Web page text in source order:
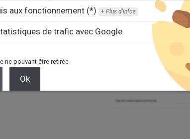
aux fonctionnement (*)
Plus d'infos
de trafic avec Google
ne pouvant être retirée
Ok